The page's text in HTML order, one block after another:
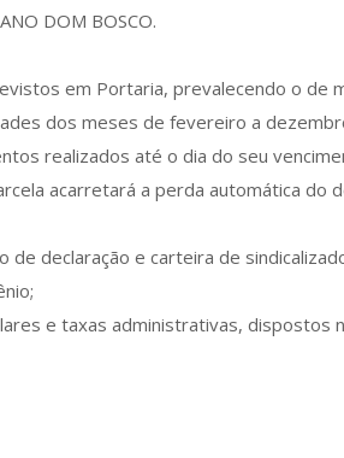
DOM BOSCO.
em Portaria, prevalecendo o de
dos meses de fevereiro a
realizados até o dia do seu
acarretará a perda automática
declaração e carteira de
e taxas administrativas, dispostos